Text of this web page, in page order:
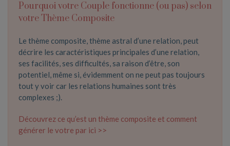
Pourquoi votre Couple fonctionne (ou pas) selon
votre Thème Composite
Le thème composite, thème astral d’une relation, peut
décrire les caractéristiques principales d’une relation,
ses facilités, ses difficultés, sa raison d’être, son
potentiel, même si, évidemment on ne peut pas toujours
tout y voir car les relations humaines sont très
complexes ;).
Découvrez ce qu’est un thème composite et comment
générer le votre par ici >>